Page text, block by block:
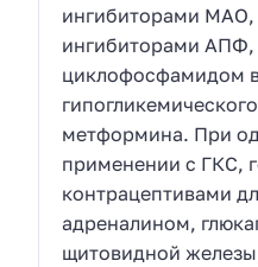
ингибиторами МАО,
ингибиторами
циклофосфамидом
метформина. При
применении с ГКС,
контрацептивами
адреналином,
щитовидной